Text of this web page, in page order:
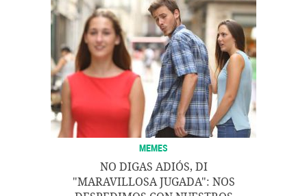
MEMES
NO DIGAS ADIÓS, DI
"MARAVILLOSA JUGADA": NOS